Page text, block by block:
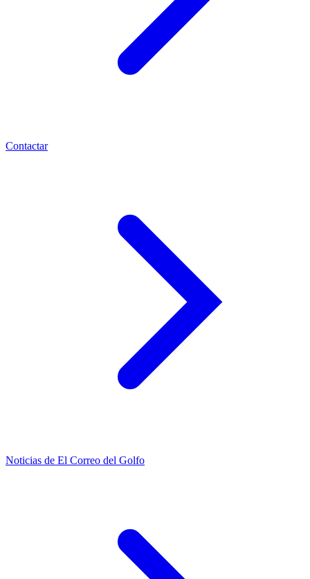
Contactar
Noticias de El Correo del Golfo